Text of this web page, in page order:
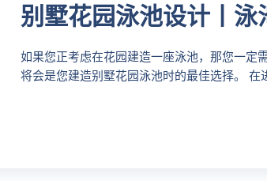
别墅花园泳池设计丨
如果您正考虑在花园建造一座泳池，那您一定
将会是您建造别墅花园泳池时的最佳选择。